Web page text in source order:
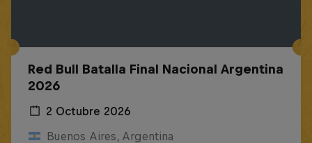
Red Bull Batalla Final Nacional Argentina
2026
2 Octubre 2026
Buenos Aires, Argentina